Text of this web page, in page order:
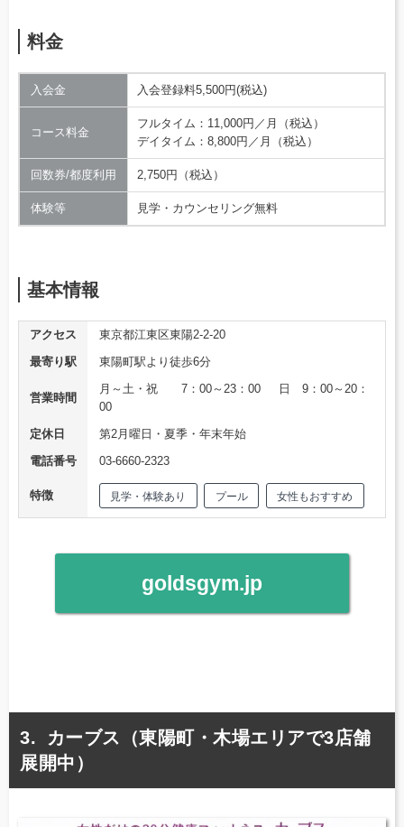
料金
入会金 入会登録料5,500円(税込)
コース料金
フルタイム：11,000円／月（税込）
デイタイム：8,800円／月（税込）
回数券/都度利用 2,750円（税込）
体験等 見学・カウンセリング無料
基本情報
アクセス
東京都江東区東陽2-2-20
最寄り駅
東陽町駅より徒歩6分
営業時間
月～土・祝 7：00～23：00 日 9：00～20：
00
定休日
第2月曜日・夏季・年末年始
電話番号
03-6660-2323
特徴 見学・体験あり プール 女性もおすすめ
goldsgym.jp
カーブス（東陽町・木場エリアで3店舗
展開中）